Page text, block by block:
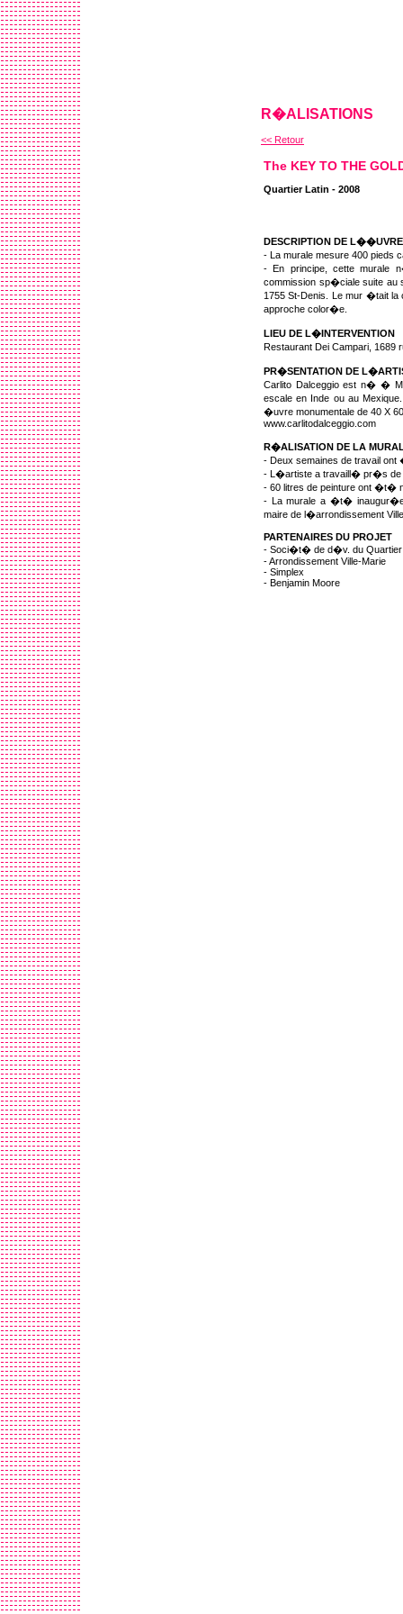
R�ALISATIONS
<< Retour
The KEY TO THE
Quartier Latin - 2008
DESCRIPTION DE L��UVRE
- La murale mesure 400 pieds
- En principe, cette
commission sp�ciale suite
1755 St-Denis. Le mur �tait
approche color�e.
LIEU DE L�INTERVENTION
Restaurant Dei Campari, 1689
PR�SENTATION DE
Carlito Dalceggio est n� �
escale en Inde ou au
�uvre monumentale de 40 X
www.carlitodalceggio.com
R�ALISATION DE LA
- Deux semaines de travail
- L�artiste a travaill� pr�s de
- 60 litres de peinture ont �t�
- La murale a �t�
maire de l�arrondissement
PARTENAIRES DU PROJET
- Soci�t� de d�v. du Quartier
- Arrondissement Ville-Marie
- Simplex
- Benjamin Moore